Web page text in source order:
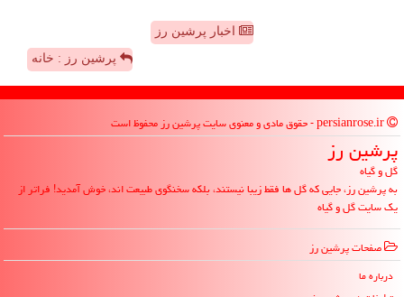
اخبار پرشین رز
پرشین رز : خانه
پرشین رز
گل و گیاه
به پرشین رز، جایی که گل ها فقط زیبا نیستند، بلکه سخنگوی طبیعت اند، خوش آمدید! فراتر از
یک سایت گل و گیاه
صفحات پرشین رز
درباره ما